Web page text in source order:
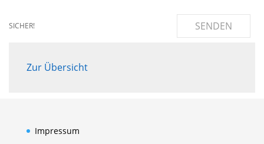
SICHER! SENDEN
Zur Übersicht
Impressum